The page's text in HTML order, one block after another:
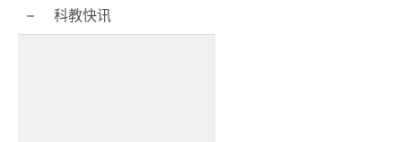
科教快讯